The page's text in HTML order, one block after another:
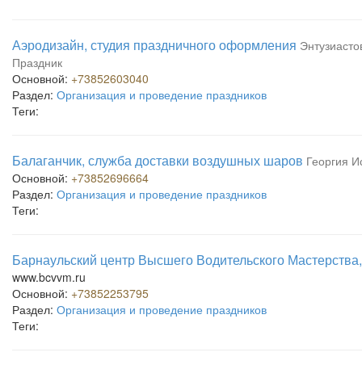
Аэродизайн, студия праздничного оформления
Праздник
Основной: +73852603040
Раздел: Организация и проведение праздников
Теги:
Балаганчик, служба доставки воздушных шаров Георгия
Основной: +73852696664
Раздел: Организация и проведение праздников
Теги:
Барнаульский центр Высшего Водительского
www.bcvvm.ru
Основной: +73852253795
Раздел: Организация и проведение праздников
Теги: